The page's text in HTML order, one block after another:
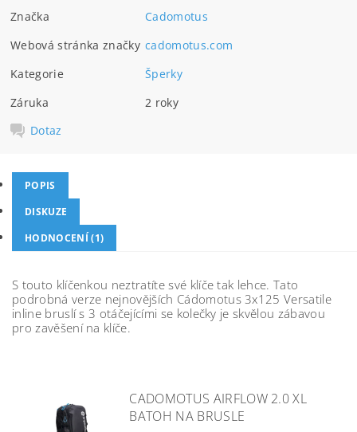
Značka
Cadomotus
Webová stránka značky cadomotus.com
Kategorie
Šperky
Záruka
2 roky
Dotaz
POPIS
DISKUZE
HODNOCENÍ (1)
S touto klíčenkou neztratíte své klíče tak lehce. Tato
podrobná verze nejnovějších Cádomotus 3x125 Versatile
inline bruslí s 3 otáčejícími se kolečky je skvělou zábavou
pro zavěšení na klíče.
CADOMOTUS AIRFLOW 2.0 XL
BATOH NA BRUSLE